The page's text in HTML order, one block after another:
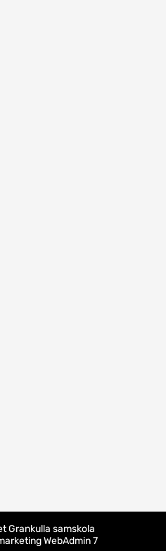
Grankulla samskola
WebAdmin 7